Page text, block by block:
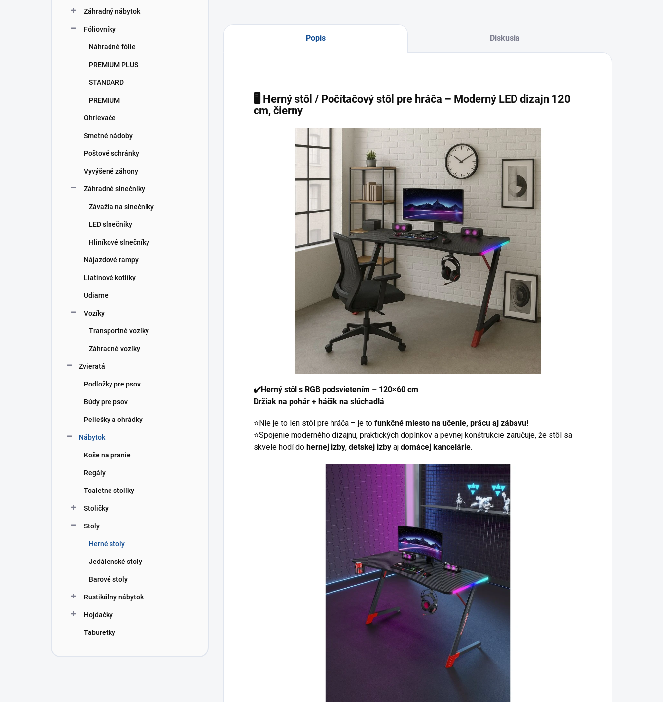
Záhradný nábytok
Fóliovníky
Náhradné fólie
PREMIUM PLUS
STANDARD
PREMIUM
Ohrievače
Smetné nádoby
Poštové schránky
Vyvýšené záhony
Záhradné slnečníky
Závažia na slnečníky
LED slnečníky
Hliníkové slnečníky
Nájazdové rampy
Liatinové kotlíky
Udiarne
Vozíky
Transportné vozíky
Záhradné vozíky
Zvieratá
Podložky pre psov
Búdy pre psov
Peliešky a ohrádky
Nábytok
Koše na pranie
Regály
Toaletné stolíky
Stoličky
Stoly
Herné stoly
Jedálenské stoly
Barové stoly
Rustikálny nábytok
Hojdačky
Taburetky
Popis Diskusia
🖥️ Herný stôl / Počítačový stôl pre hráča – Moderný LED dizajn 120
cm, čierny
✔️Herný stôl s RGB podsvietením – 120×60 cm
Držiak na pohár + háčik na slúchadlá
⭐Nie je to len stôl pre hráča – je to funkčné miesto na učenie, prácu aj zábavu!
⭐Spojenie moderného dizajnu, praktických doplnkov a pevnej konštrukcie zaručuje, že stôl sa
skvele hodí do hernej izby, detskej izby aj domácej kancelárie.